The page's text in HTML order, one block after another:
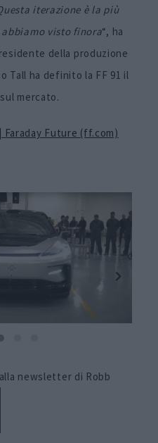
iterazione è la più
abbiamo visto finora“, ha
della produzione
Tall ha definito la FF 91 il
mercato.
Faraday Future (ff.com)
newsletter di Robb